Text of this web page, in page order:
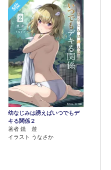
5位
幼なじみは誘えばいつでもデ
キる関係２
著者 鏡 遊
イラスト うなさか